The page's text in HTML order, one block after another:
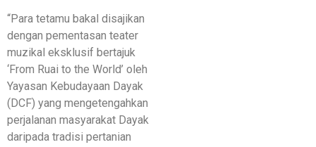
“Para tetamu bakal disajikan
dengan pementasan teater
muzikal eksklusif bertajuk
‘From Ruai to the World’ oleh
Yayasan Kebudayaan Dayak
(DCF) yang mengetengahkan
perjalanan masyarakat Dayak
daripada tradisi pertanian